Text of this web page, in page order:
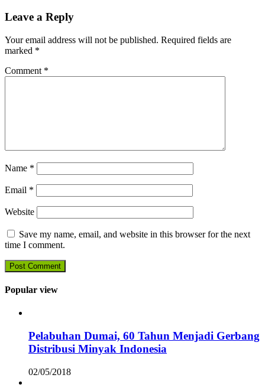
Leave a Reply
Your email address will not be published. Required fields are
marked *
Comment *
Name *
Email *
Website
Save my name, email, and website in this browser for the next
time I comment.
Popular view
Pelabuhan Dumai, 60 Tahun Menjadi Gerbang
Distribusi Minyak Indonesia
02/05/2018